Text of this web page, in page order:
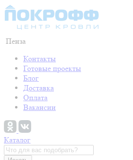
Пенза
Контакты
Готовые проекты
Блог
Доставка
Оплата
Вакансии
Каталог